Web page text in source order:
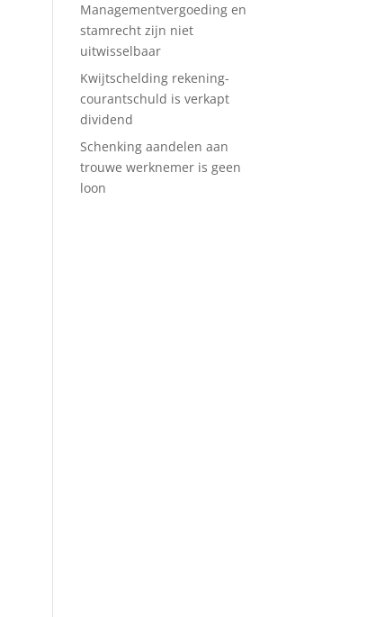
Managementvergoeding en
stamrecht zijn niet
uitwisselbaar
Kwijtschelding rekening-
courantschuld is verkapt
dividend
Schenking aandelen aan
trouwe werknemer is geen
loon